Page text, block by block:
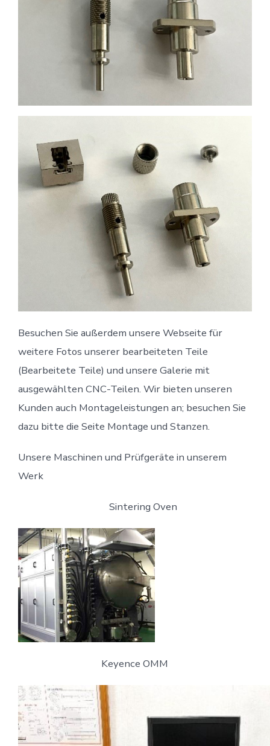
Besuchen Sie außerdem unsere Webseite für
weitere Fotos unserer bearbeiteten Teile
(Bearbeitete Teile) und unsere Galerie mit
ausgewählten CNC-Teilen. Wir bieten unseren
Kunden auch Montageleistungen an; besuchen Sie
dazu bitte die Seite Montage und Stanzen.
Unsere Maschinen und Prüfgeräte in unserem
Werk
Sintering Oven
Keyence OMM